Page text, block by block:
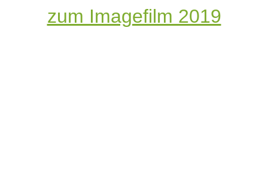
zum Imagefilm 2019